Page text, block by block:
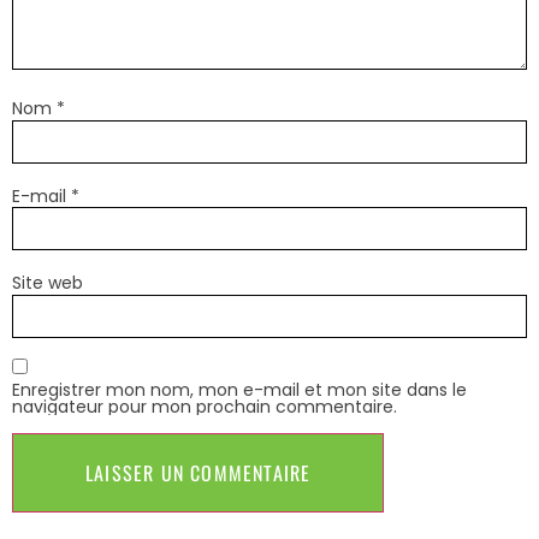
Nom *
E-mail *
Site web
Enregistrer mon nom, mon e-mail et mon site dans le
navigateur pour mon prochain commentaire.